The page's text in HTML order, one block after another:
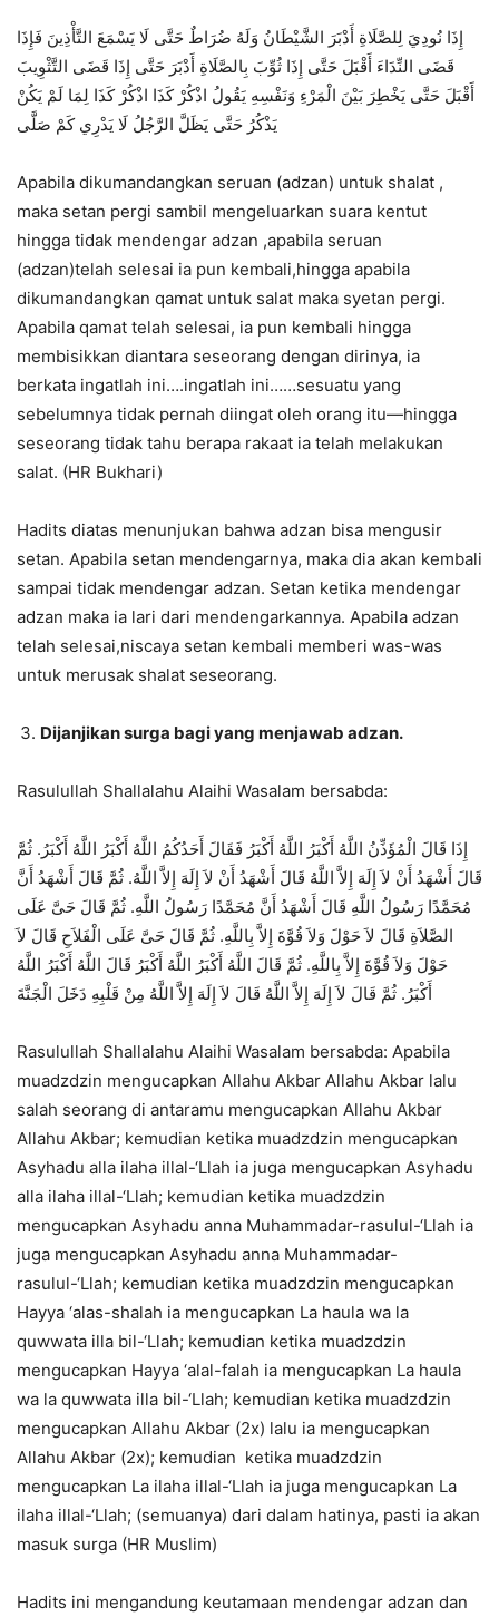
إِذَا نُودِيَ لِلصَّلَاةِ أَدْبَرَ الشَّيْطَانُ وَلَهُ ضُرَاطٌ حَتَّى لَا يَسْمَعَ التَّأْذِينَ فَإِذَا
قَضَى النِّدَاءَ أَقْبَلَ حَتَّى إِذَا ثُوِّبَ بِالصَّلَاةِ أَدْبَرَ حَتَّى إِذَا قَضَى التَّثْوِيبَ
أَقْبَلَ حَتَّى يَخْطِرَ بَيْنَ الْمَرْءِ وَنَفْسِهِ يَقُولُ اذْكُرْ كَذَا اذْكُرْ كَذَا لِمَا لَمْ يَكُنْ
يَذْكُرُ حَتَّى يَظَلَّ الرَّجُلُ لَا يَدْرِي كَمْ صَلَّى
Apabila dikumandangkan seruan (adzan) untuk shalat ,
maka setan pergi sambil mengeluarkan suara kentut
hingga tidak mendengar adzan ,apabila seruan
(adzan)telah selesai ia pun kembali,hingga apabila
dikumandangkan qamat untuk salat maka syetan pergi.
Apabila qamat telah selesai, ia pun kembali hingga
membisikkan diantara seseorang dengan dirinya, ia
berkata ingatlah ini….ingatlah ini……sesuatu yang
sebelumnya tidak pernah diingat oleh orang itu—hingga
seseorang tidak tahu berapa rakaat ia telah melakukan
salat. (HR Bukhari)
Hadits diatas menunjukan bahwa adzan bisa mengusir
setan. Apabila setan mendengarnya, maka dia akan kembali
sampai tidak mendengar adzan. Setan ketika mendengar
adzan maka ia lari dari mendengarkannya. Apabila adzan
telah selesai,niscaya setan kembali memberi was-was
untuk merusak shalat seseorang.
Dijanjikan surga bagi yang menjawab adzan.
Rasulullah Shallalahu Alaihi Wasalam bersabda:
إِذَا قَالَ الْمُؤَذِّنُ اللَّهُ أَكْبَرُ اللَّهُ أَكْبَرُ فَقَالَ أَحَدُكُمُ اللَّهُ أَكْبَرُ اللَّهُ أَكْبَرُ. ثُمَّ
قَالَ أَشْهَدُ أَنْ لاَ إِلَهَ إِلاَّ اللَّهُ قَالَ أَشْهَدُ أَنْ لاَ إِلَهَ إِلاَّ اللَّهُ. ثُمَّ قَالَ أَشْهَدُ أَنَّ
مُحَمَّدًا رَسُولُ اللَّهِ قَالَ أَشْهَدُ أَنَّ مُحَمَّدًا رَسُولُ اللَّهِ. ثُمَّ قَالَ حَىَّ عَلَى
الصَّلاَةِ قَالَ لاَ حَوْلَ وَلاَ قُوَّةَ إِلاَّ بِاللَّهِ. ثُمَّ قَالَ حَىَّ عَلَى الْفَلاَحِ قَالَ لاَ
حَوْلَ وَلاَ قُوَّةَ إِلاَّ بِاللَّهِ. ثُمَّ قَالَ اللَّهُ أَكْبَرُ اللَّهُ أَكْبَرُ قَالَ اللَّهُ أَكْبَرُ اللَّهُ
أَكْبَرُ. ثُمَّ قَالَ لاَ إِلَهَ إِلاَّ اللَّهُ قَالَ لاَ إِلَهَ إِلاَّ اللَّهُ مِنْ قَلْبِهِ دَخَلَ الْجَنَّةَ
Rasulullah Shallalahu Alaihi Wasalam bersabda: Apabila
muadzdzin mengucapkan Allahu Akbar Allahu Akbar lalu
salah seorang di antaramu mengucapkan Allahu Akbar
Allahu Akbar; kemudian ketika muadzdzin mengucapkan
Asyhadu alla ilaha illal-‘Llah ia juga mengucapkan Asyhadu
alla ilaha illal-‘Llah; kemudian ketika muadzdzin
mengucapkan Asyhadu anna Muhammadar-rasulul-‘Llah ia
juga mengucapkan Asyhadu anna Muhammadar-
rasulul-‘Llah; kemudian ketika muadzdzin mengucapkan
Hayya ‘alas-shalah ia mengucapkan La haula wa la
quwwata illa bil-‘Llah; kemudian ketika muadzdzin
mengucapkan Hayya ‘alal-falah ia mengucapkan La haula
wa la quwwata illa bil-‘Llah; kemudian ketika muadzdzin
mengucapkan Allahu Akbar (2x) lalu ia mengucapkan
Allahu Akbar (2x); kemudian ketika muadzdzin
mengucapkan La ilaha illal-‘Llah ia juga mengucapkan La
ilaha illal-‘Llah; (semuanya) dari dalam hatinya, pasti ia akan
masuk surga (HR Muslim)
Hadits ini mengandung keutamaan mendengar adzan dan